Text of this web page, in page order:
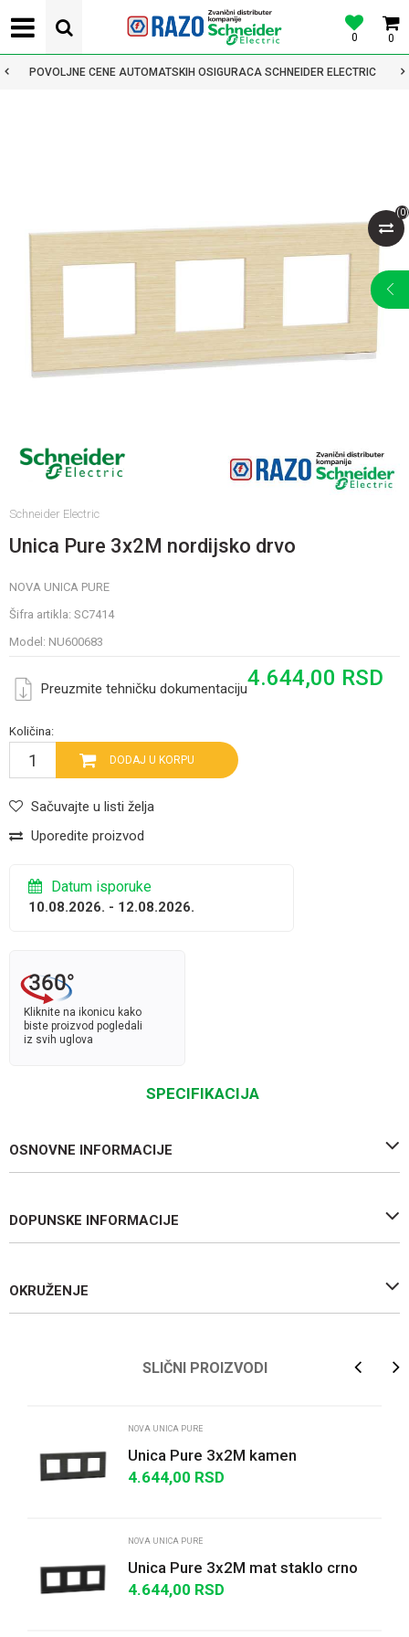
0
0
POVOLJNE CENE AUTOMATSKIH OSIGURACA SCHNEIDER ELECTRIC
(0)
Schneider Electric
Unica Pure 3x2M nordijsko drvo
NOVA UNICA PURE
Šifra artikla: SC7414
Model: NU600683
Preuzmite tehničku dokumentaciju4.644,00 RSD
Količina:
DODAJ U KORPU
Sačuvajte u listi želja
Uporedite proizvod
Datum isporuke
10.08.2026. - 12.08.2026.
Kliknite na ikonicu kako
biste proizvod pogledali
iz svih uglova
SPECIFIKACIJA
OSNOVNE INFORMACIJE
DOPUNSKE INFORMACIJE
OKRUŽENJE
Poruka
SLIČNI PROIZVODI
NOVA UNICA PURE
Unica Pure 3x2M kamen
4.644,00 RSD
NOVA UNICA PURE
Unica Pure 3x2M mat staklo crno
4.644,00 RSD